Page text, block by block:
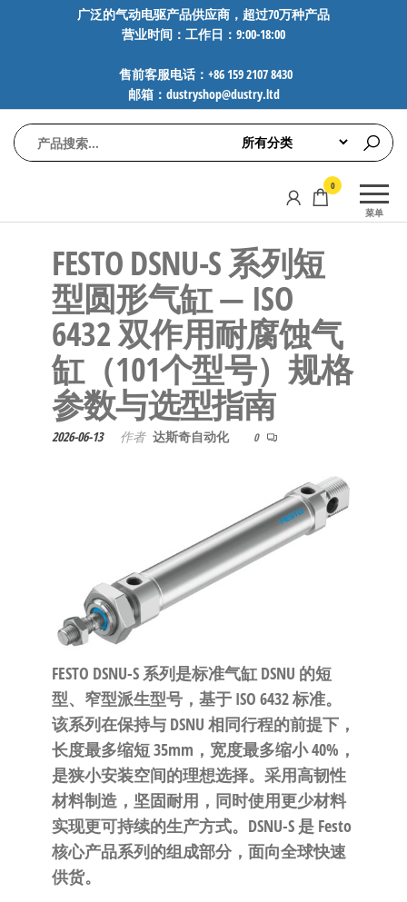
广泛的气动电驱产品供应商，超过70万种产品
营业时间：工作日：9:00-18:00
售前客服电话：+86 159 2107 8430
邮箱：dustryshop@dustry.ltd
动
FESTO、
AVENTICS等
品牌气动
元件，超
过88万种
工业自动
化零部
件，正品
保障，全
国快速发
菜单
0
FESTO DSNU-S 系列短
型圆形气缸 — ISO
6432 双作用耐腐蚀气
缸（101个型号）规格
参数与选型指南
2026-06-13 作者 达斯奇自动化 0
FESTO DSNU-S 系列是标准气缸 DSNU 的短
型、窄型派生型号，基于 ISO 6432 标准。
该系列在保持与 DSNU 相同行程的前提下，
长度最多缩短 35mm，宽度最多缩小 40%，
是狭小安装空间的理想选择。采用高韧性
材料制造，坚固耐用，同时使用更少材料
实现更可持续的生产方式。DSNU-S 是 Festo
核心产品系列的组成部分，面向全球快速
供货。